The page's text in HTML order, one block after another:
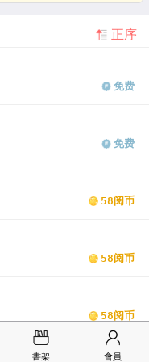
正序
免费
免费
58阅币
58阅币
58阅币
書架 會員